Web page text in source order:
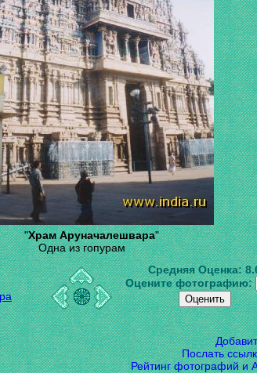
"Храм Аруначалешвара"
Одна из гопурам
Средняя Оценка:
Оцените фотографию:
Послать
Рейтинг фотографий и